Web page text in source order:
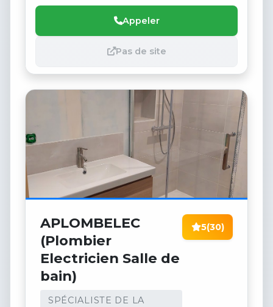
Appeler
Pas de site
APLOMBELEC
(Plombier
Electricien Salle de
bain)
SPÉCIALISTE DE LA
5(30)